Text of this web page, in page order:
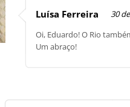
Luísa Ferreira
30
Oi, Eduardo! O Rio
Um abraço!